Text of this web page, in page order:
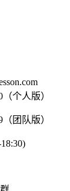
（个人版）
（团队版）